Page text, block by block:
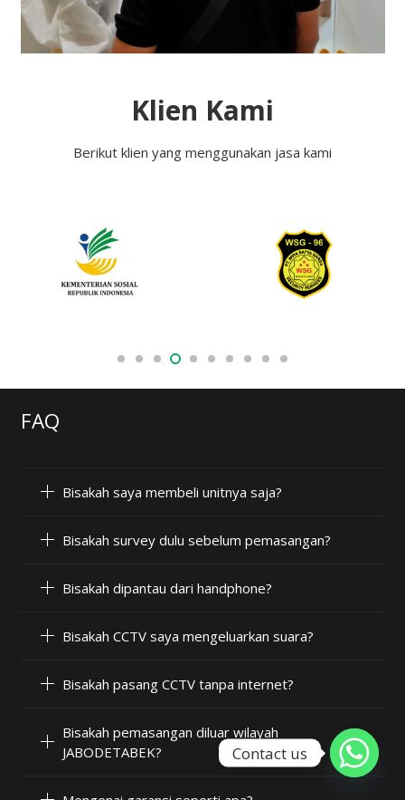
Klien Kami
Berikut klien yang menggunakan jasa kami
FAQ
Bisakah saya membeli unitnya saja?
Bisakah survey dulu sebelum pemasangan?
Bisakah dipantau dari handphone?
Bisakah CCTV saya mengeluarkan suara?
Bisakah pasang CCTV tanpa internet?
Bisakah pemasangan diluar wilayah
JABODETABEK?
Contact us